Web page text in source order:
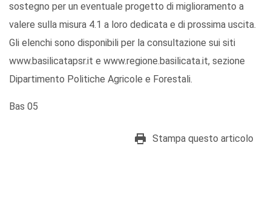
sostegno per un eventuale progetto di miglioramento a
valere sulla misura 4.1 a loro dedicata e di prossima uscita.
Gli elenchi sono disponibili per la consultazione sui siti
www.basilicatapsr.it e www.regione.basilicata.it, sezione
Dipartimento Politiche Agricole e Forestali.
Bas 05
Stampa questo articolo